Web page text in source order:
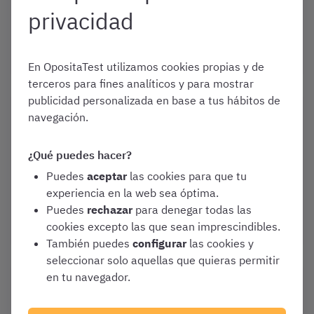
Convocatorias y Guías de Oposiciones
Enero 1, 2026
¿Qué oposiciones a
en 2026 y cómo son?
Convocatorias y Guías de Oposiciones
Enero 1, 2026
privacidad
En OpositaTest utilizamos cookies propias y de
terceros para fines analíticos y para mostrar
publicidad personalizada en base a tus hábitos de
navegación.
¿Qué puedes hacer?
Puedes aceptar las cookies para que tu
experiencia en la web sea óptima.
Puedes rechazar para denegar todas las
cookies excepto las que sean imprescindibles.
También puedes configurar las cookies y
seleccionar solo aquellas que quieras permitir
en tu navegador.